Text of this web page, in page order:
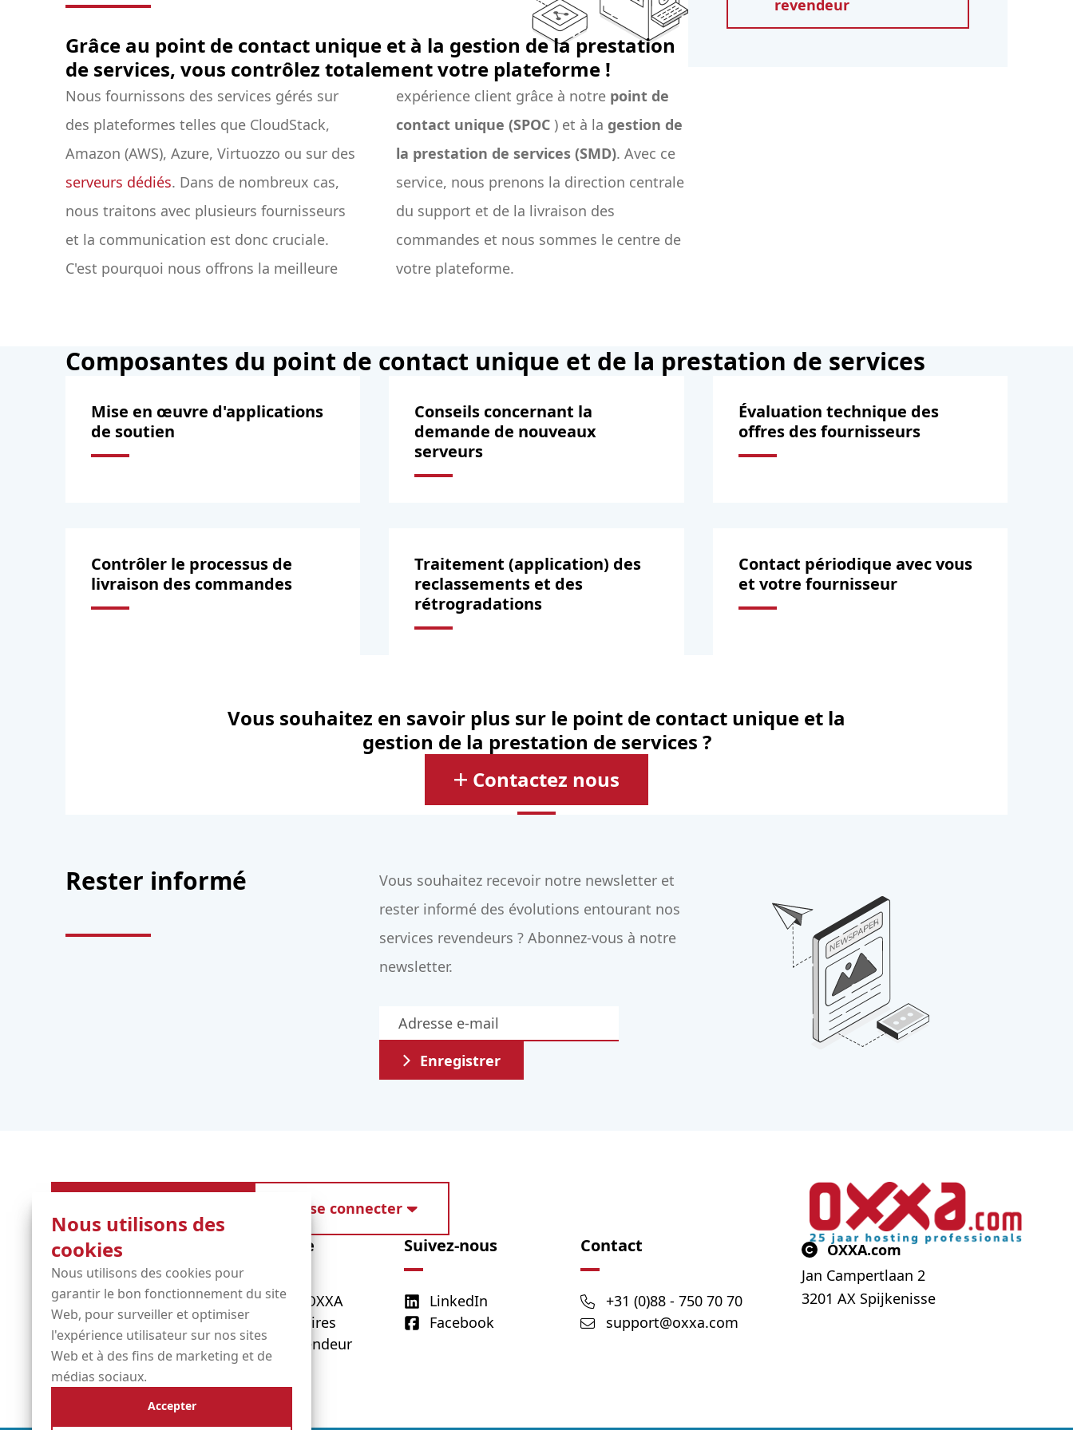
Nous utilisons des
cookies
Nous utilisons des cookies pour
garantir le bon fonctionnement du site
Web, pour surveiller et optimiser
l'expérience utilisateur sur nos sites
Web et à des fins de marketing et de
médias sociaux.
Accepter
Grâce au point de contact unique et à la gestion de la prestation
de services, vous contrôlez totalement votre plateforme !
Nous fournissons des services gérés sur
des plateformes telles que CloudStack,
Amazon (AWS), Azure, Virtuozzo ou sur des
serveurs dédiés. Dans de nombreux cas,
nous traitons avec plusieurs fournisseurs
et la communication est donc cruciale.
C'est pourquoi nous offrons la meilleure
expérience client grâce à notre point de
contact unique (SPOC ) et à la gestion de
la prestation de services (SMD). Avec ce
service, nous prenons la direction centrale
du support et de la livraison des
commandes et nous sommes le centre de
votre plateforme.
revendeur
Composantes du point de contact unique et de la prestation de services
Mise en œuvre d'applications
de soutien
Conseils concernant la
demande de nouveaux
serveurs
Évaluation technique des
offres des fournisseurs
Contrôler le processus de
livraison des commandes
Traitement (application) des
reclassements et des
rétrogradations
Contact périodique avec vous
et votre fournisseur
Vous souhaitez en savoir plus sur le point de contact unique et la
gestion de la prestation de services ?
Contactez nous
Rester informé
Vous souhaitez recevoir notre newsletter et
rester informé des évolutions entourant nos
services revendeurs ? Abonnez-vous à notre
newsletter.
Enregistrer
se connecter
Diensten
Noms de domaine
Services gérés
Hébergement
Certificats SSL
Informatie
À propos d'OXXA
Nos partenaires
Devenir revendeur
Suivez-nous
LinkedIn
Facebook
Contact
+31 (0)88 - 750 70 70
support@oxxa.com
OXXA.com
Jan Campertlaan 2
3201 AX Spijkenisse